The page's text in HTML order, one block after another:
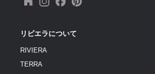
リビエラについて
RIVIERA
TERRA